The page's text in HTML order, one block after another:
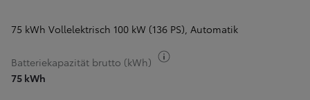
75 kWh Vollelektrisch 100 kW (136 PS), Automatik
Batteriekapazität brutto (kWh)
75 kWh